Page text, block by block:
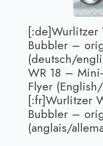
Bubbler –
(deutsch/
WR 18 –
Flyer
[:fr]Wurlitzer
Bubbler –
(anglais/